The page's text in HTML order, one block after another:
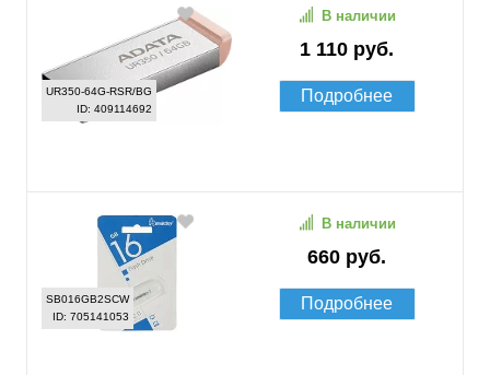
UR350-64G-RSR/BG
ID: 409114692
1 110 руб.
В наличии
Подробнее
SB016GB2SCW
ID: 705141053
660 руб.
В наличии
Подробнее